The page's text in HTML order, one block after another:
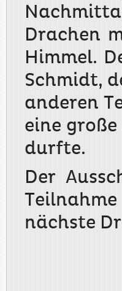
Drachen
Himmel.
Schmidt,
anderen
eine
durfte.
Der
nächste